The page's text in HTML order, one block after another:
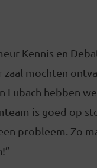
Kennis en
zaal mochten
Lubach hebben
is goed op
probleem. Zo